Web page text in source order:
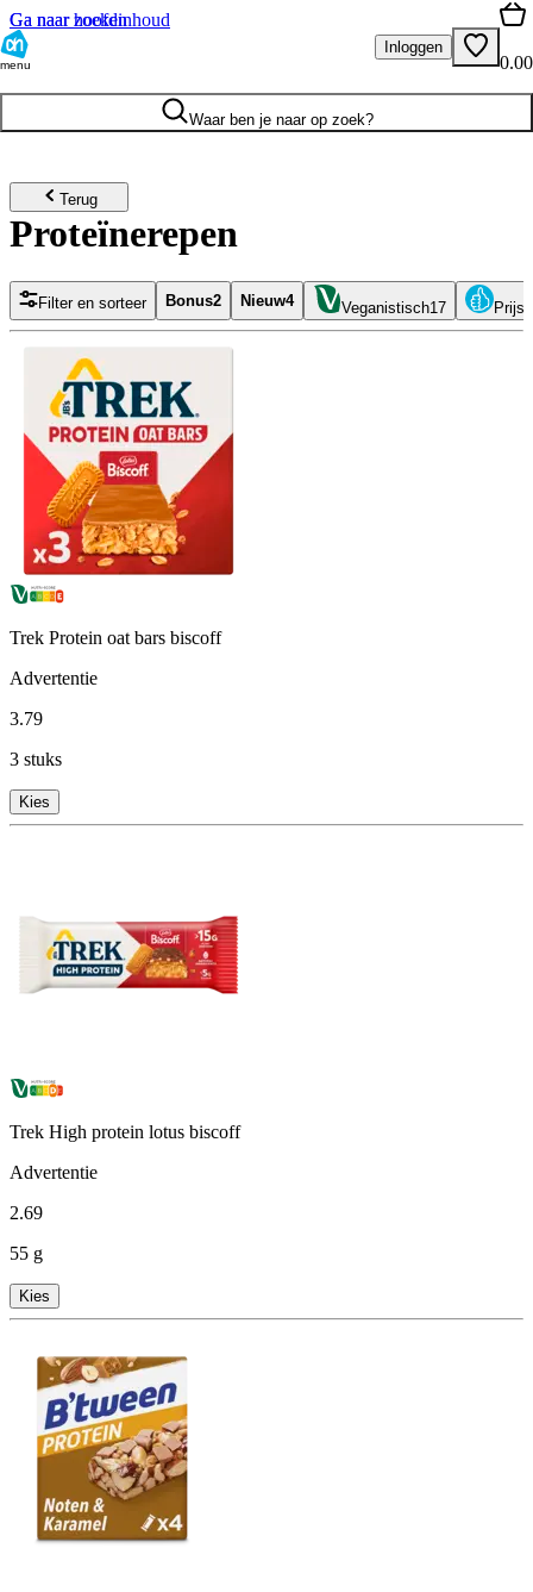
Ga naar hoofdinhoud
Ga naar zoeken
menu
Inloggen
0.00
Waar ben je naar op zoek?
Terug
Proteïnerepen
Filter en sorteer Bonus2 Nieuw4 Veganistisch17
Trek Protein oat bars biscoff
Advertentie
3.79
3 stuks
Kies
Trek High protein lotus biscoff
Advertentie
2.69
55 g
Kies